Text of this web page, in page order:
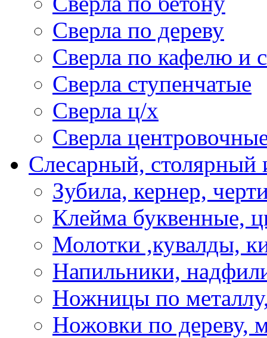
Сверла по дереву
Сверла по кафелю и
Сверла ступенчатые
Сверла ц/х
Сверла
Слесарный, столярный
Зубила, кернер,
Клейма буквенные,
Молотки ,кувалды,
Напильники,
Ножницы по
Ножовки по дереву,